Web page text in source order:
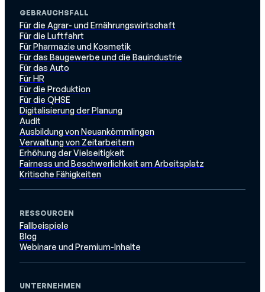
GEBRAUCHSFALL
Für die Agrar- und Ernährungswirtschaft
Für die Luftfahrt
Für Pharmazie und Kosmetik
Für das Baugewerbe und die Bauindustrie
Für das Auto
Für HR
Für die Produktion
Für die QHSE
Digitalisierung der Planung
Audit
Ausbildung von Neuankömmlingen
Verwaltung von Zeitarbeitern
Erhöhung der Vielseitigkeit
Fairness und Beschwerlichkeit am Arbeitsplatz
Kritische Fähigkeiten
RESSOURCEN
Fallbeispiele
Blog
Webinare und Premium-Inhalte
UNTERNEHMEN